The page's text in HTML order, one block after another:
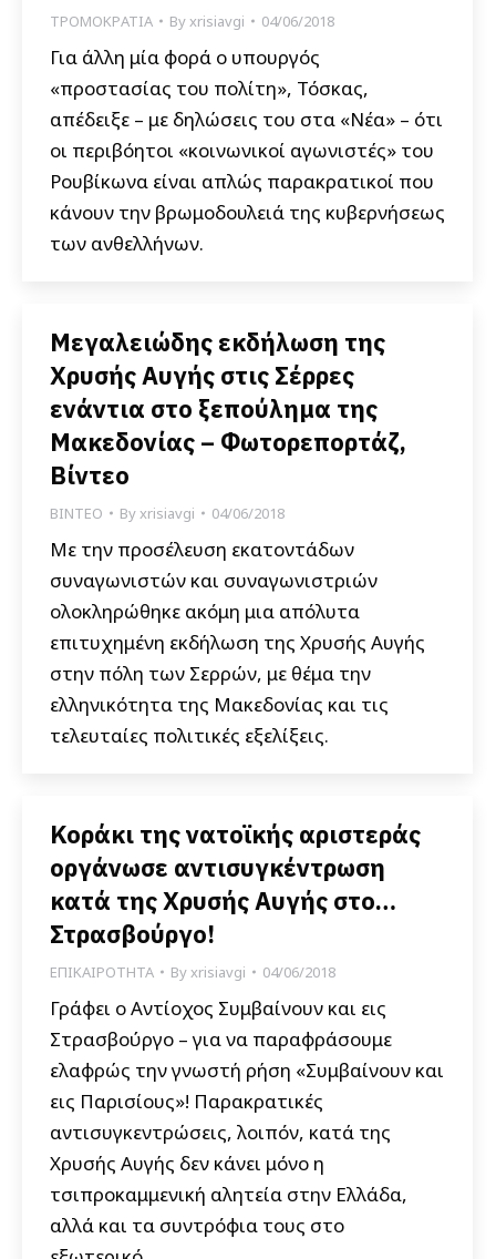
ΤΡΟΜΟΚΡΑΤΙΑ Byxrisiavgi 04/06/2018
Για άλλη μία φορά ο υπουργός
«προστασίας του πολίτη», Τόσκας,
απέδειξε – με δηλώσεις του στα «Νέα» – ότι
οι περιβόητοι «κοινωνικοί αγωνιστές» του
Ρουβίκωνα είναι απλώς παρακρατικοί που
κάνουν την βρωμοδουλειά της κυβερνήσεως
των ανθελλήνων.
Μεγαλειώδης εκδήλωση της
Χρυσής Αυγής στις Σέρρες
ενάντια στο ξεπούλημα της
Μακεδονίας – Φωτορεπορτάζ,
Βίντεο
ΒΙΝΤΕΟ Byxrisiavgi 04/06/2018
Με την προσέλευση εκατοντάδων
συναγωνιστών και συναγωνιστριών
ολοκληρώθηκε ακόμη μια απόλυτα
επιτυχημένη εκδήλωση της Χρυσής Αυγής
στην πόλη των Σερρών, με θέμα την
ελληνικότητα της Μακεδονίας και τις
τελευταίες πολιτικές εξελίξεις.
Κοράκι της νατοϊκής αριστεράς
οργάνωσε αντισυγκέντρωση
κατά της Χρυσής Αυγής στο…
Στρασβούργο!
ΕΠΙΚΑΙΡΟΤΗΤΑ Byxrisiavgi 04/06/2018
Γράφει ο Αντίοχος Συμβαίνουν και εις
Στρασβούργο – για να παραφράσουμε
ελαφρώς την γνωστή ρήση «Συμβαίνουν και
εις Παρισίους»! Παρακρατικές
αντισυγκεντρώσεις, λοιπόν, κατά της
Χρυσής Αυγής δεν κάνει μόνο η
τσιπροκαμμενική αλητεία στην Ελλάδα,
αλλά και τα συντρόφια τους στο